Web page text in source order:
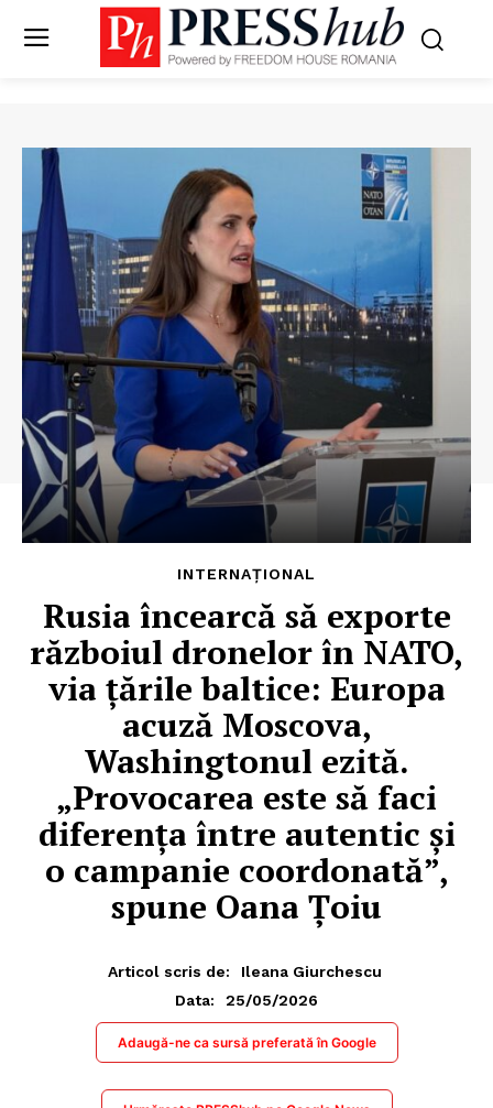
INTERNAȚIONAL
Rusia încearcă să exporte
războiul dronelor în NATO,
via țările baltice: Europa
acuză Moscova,
Washingtonul ezită.
„Provocarea este să faci
diferența între autentic și
o campanie coordonată”,
spune Oana Țoiu
Articol scris de:
Ileana Giurchescu
Data:
25/05/2026
Adaugă-ne ca sursă preferată în Google